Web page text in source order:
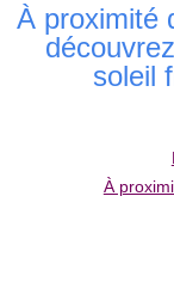
À proximité
soleil
À